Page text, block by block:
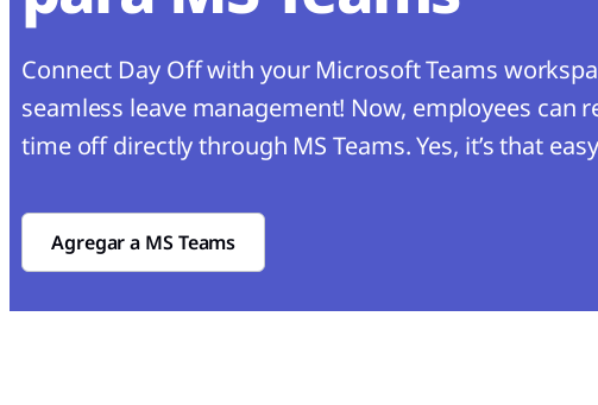
Connect Day Off with your Microsoft Teams
seamless leave management! Now, employees can
time off directly through MS Teams. Yes, it’s that
Agregar a MS Teams